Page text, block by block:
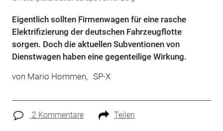
Eigentlich sollten Firmenwagen für eine rasche
Elektrifizierung der deutschen Fahrzeugflotte
sorgen. Doch die aktuellen Subventionen von
Dienstwagen haben eine gegenteilige Wirkung.
von Mario Hommen, SP-X
2 Kommentare Teilen